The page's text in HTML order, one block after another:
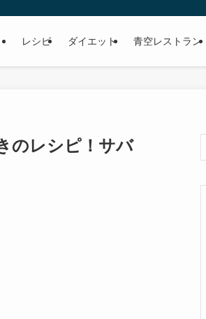
り寄せなどを紹介します。
レシピ ダイエット 青空レストラン
のレシピ！サバ